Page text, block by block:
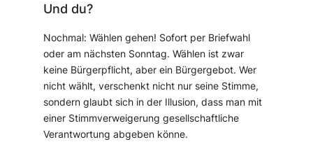
Und du?
Nochmal: Wählen gehen! Sofort per Briefwahl
oder am nächsten Sonntag. Wählen ist zwar
keine Bürgerpflicht, aber ein Bürgergebot. Wer
nicht wählt, verschenkt nicht nur seine Stimme,
sondern glaubt sich in der Illusion, dass man mit
einer Stimmverweigerung gesellschaftliche
Verantwortung abgeben könne.